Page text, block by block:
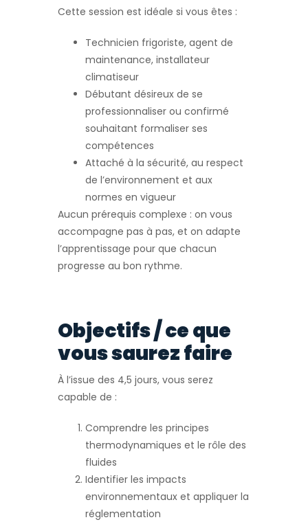
Cette session est idéale si vous êtes :
Technicien frigoriste, agent de
maintenance, installateur
climatiseur
Débutant désireux de se
professionnaliser ou confirmé
souhaitant formaliser ses
compétences
Attaché à la sécurité, au respect
de l’environnement et aux
normes en vigueur
Aucun prérequis complexe : on vous
accompagne pas à pas, et on adapte
l’apprentissage pour que chacun
progresse au bon rythme.
Objectifs / ce que
vous saurez faire
À l’issue des 4,5 jours, vous serez
capable de :
Comprendre les principes
thermodynamiques et le rôle des
fluides
Identifier les impacts
environnementaux et appliquer la
réglementation